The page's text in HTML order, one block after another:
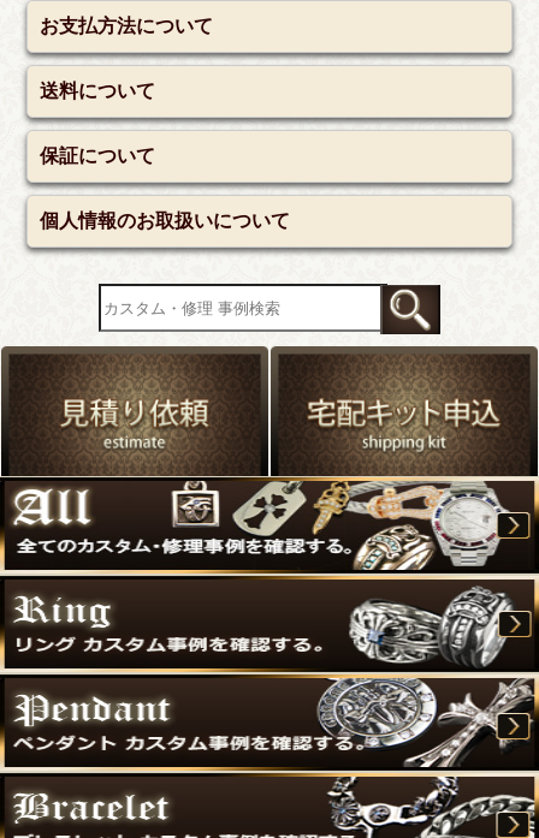
お支払方法について
送料について
保証について
個人情報のお取扱いについて